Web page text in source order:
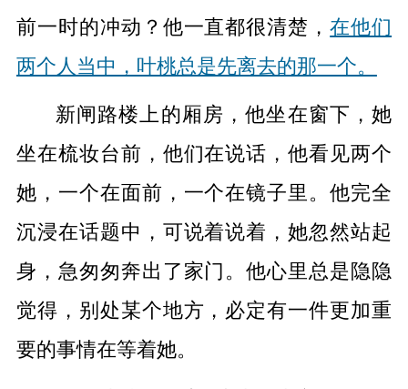
前一时的冲动？他一直都很清楚，在他们
两个人当中，叶桃总是先离去的那一个。
新闸路楼上的厢房，他坐在窗下，她
坐在梳妆台前，他们在说话，他看见两个
她，一个在面前，一个在镜子里。他完全
沉浸在话题中，可说着说着，她忽然站起
身，急匆匆奔出了家门。他心里总是隐隐
觉得，别处某个地方，必定有一件更加重
要的事情在等着她。